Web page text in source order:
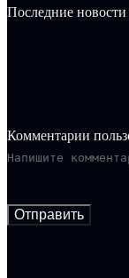
Последние
Комментарии
Отправить